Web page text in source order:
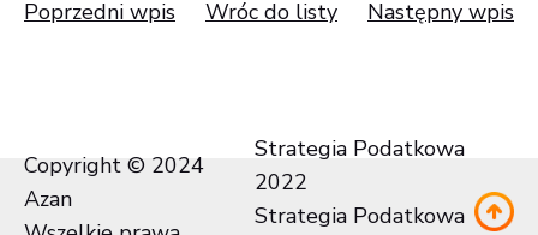
Poprzedni wpis Wróc do listy Następny wpis
Copyright © 2024
Azan
Strategia Podatkowa
2022
Strategia Podatkowa